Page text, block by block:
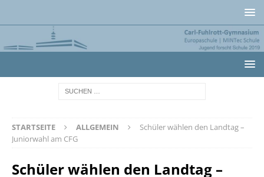
STARTSEITE ALLGEMEIN
Schüler wählen den Landtag –
Juniorwahl am CFG
Schüler wählen den Landtag –